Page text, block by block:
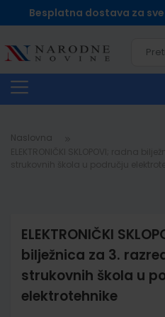
Besplatna dostava za
Naslovna
ELEKTRONIČKI
bilježnica za 3.
strukovnih škola u
elektrotehnike